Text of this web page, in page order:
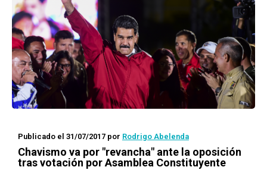
Publicado el 31/07/2017 por Rodrigo Abelenda
Chavismo va por "revancha" ante la oposición
tras votación por Asamblea Constituyente